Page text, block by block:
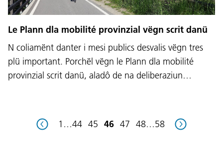
Impressum Privacy e Cookie Policy
Cundizions de nuzeda Reclamaziuns
Jobs
Le Plann dla mobilité provinzial vëgn scrit danü
N coliamënt danter i mesi publics desvalis vëgn tres
plü important. Porchël vëgn le Plann dla mobilité
provinzial scrit danü, aladô de na deliberaziun…
1 …44 45 46 47 48…58